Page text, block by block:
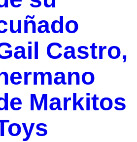
Castro,
hermano
Markitos